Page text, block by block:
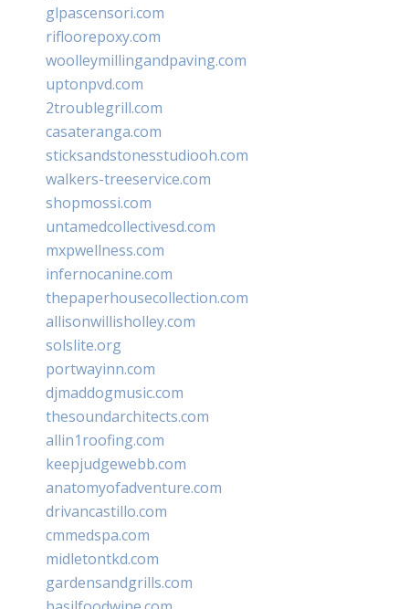
glpascensori.com
rifloorepoxy.com
woolleymillingandpaving.com
uptonpvd.com
2troublegrill.com
casateranga.com
sticksandstonesstudiooh.com
walkers-treeservice.com
shopmossi.com
untamedcollectivesd.com
mxpwellness.com
infernocanine.com
thepaperhousecollection.com
allisonwillisholley.com
solslite.org
portwayinn.com
djmaddogmusic.com
thesoundarchitects.com
allin1roofing.com
keepjudgewebb.com
anatomyofadventure.com
drivancastillo.com
cmmedspa.com
midletontkd.com
gardensandgrills.com